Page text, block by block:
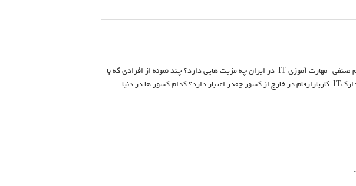
مدیرعامل شرکت کاریارارقام و رئیس کمیسیون آموزش و پژوهش سازمان نظام صنفی­­ مهارت آموزی IT در ایران چه مزیت هایی دارد؟ چند نمونه از افرادی که با
آموزش کوتاه مدت IT در کاریارارقام به موفقیت رسیده اند را می فرمایید. مدارکIT کاریارارقام در خارج از کشور چقدر اعتبار دارد؟ کدام کشور ها در دنیا